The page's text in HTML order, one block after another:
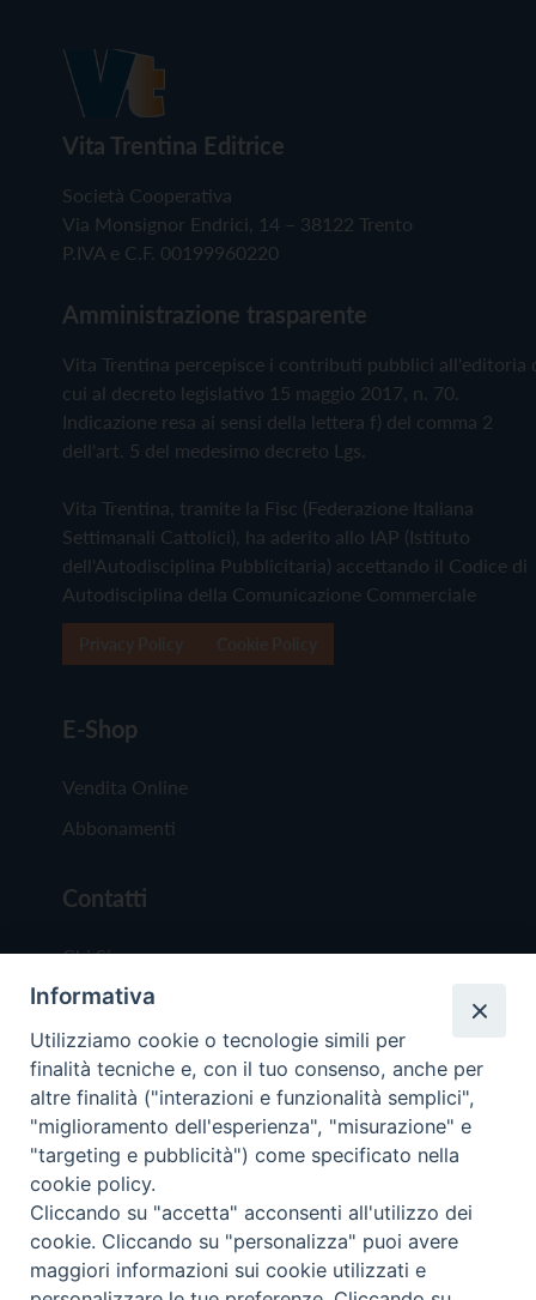
Vita Trentina Editrice
Società Cooperativa
Via Monsignor Endrici, 14 – 38122 Trento
P.IVA e C.F. 00199960220
Amministrazione trasparente
Vita Trentina percepisce i contributi pubblici all'editoria
cui al decreto legislativo 15 maggio 2017, n. 70.
Indicazione resa ai sensi della lettera f) del comma 2
dell'art. 5 del medesimo decreto Lgs.
Vita Trentina, tramite la Fisc (Federazione Italiana
Settimanali Cattolici), ha aderito allo IAP (Istituto
dell'Autodisciplina Pubblicitaria) accettando il Codice di
Autodisciplina della Comunicazione Commerciale
E-Shop
Vendita Online
Abbonamenti
Contatti
Chi Siamo
Redazione
Scrivici
Copyright © 2019 - Tutti i diritti riservati - Vita
Trentina Editrice
Privacy Policy
Informativa
Utilizziamo cookie o tecnologie simili per
finalità tecniche e, con il tuo consenso, anche per
altre finalità ("interazioni e funzionalità semplici",
"miglioramento dell'esperienza", "misurazione" e
"targeting e pubblicità") come specificato nella
cookie policy.
Cliccando su "accetta" acconsenti all'utilizzo dei
cookie. Cliccando su "personalizza" puoi avere
maggiori informazioni sui cookie utilizzati e